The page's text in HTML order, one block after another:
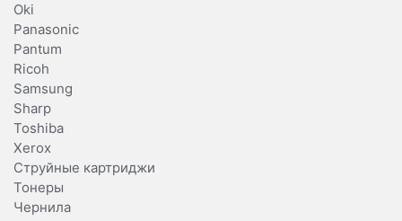
Oki
Panasonic
Pantum
Ricoh
Samsung
Sharp
Toshiba
Xerox
Струйные картриджи
Тонеры
Чернила